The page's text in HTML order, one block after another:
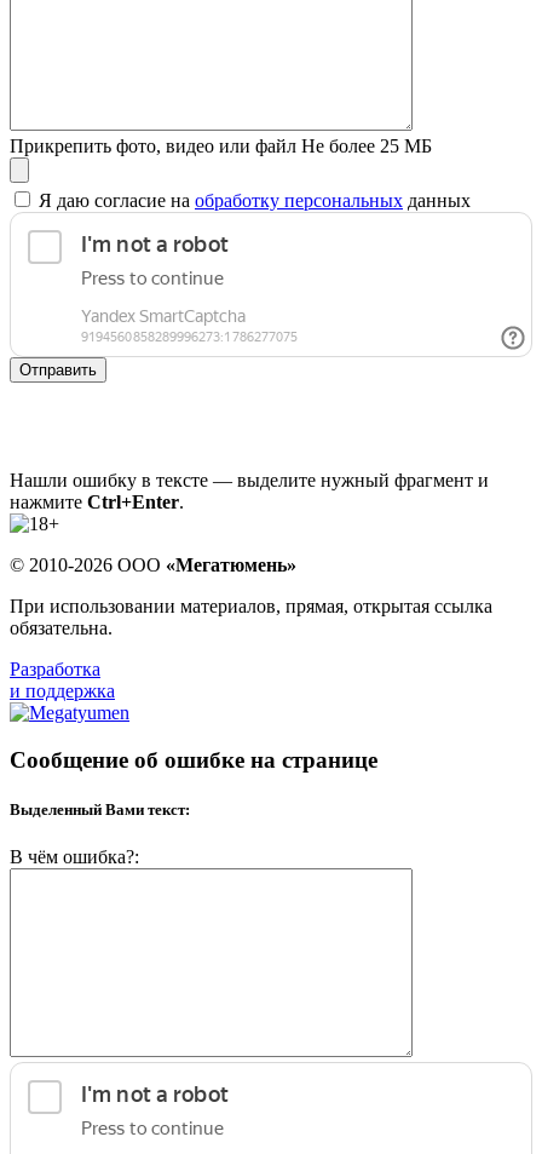
Прикрепить фото, видео или файл Не более 25 МБ
Я даю согласие на обработку персональных данных
Отправить
Нашли ошибку в тексте — выделите нужный фрагмент и
нажмите Ctrl+Enter.
© 2010-2026 ООО «Мегатюмень»
При использовании материалов, прямая, открытая ссылка
обязательна.
Разработка
и поддержка
Сообщение об ошибке на странице
Выделенный Вами текст:
В чём ошибка?: